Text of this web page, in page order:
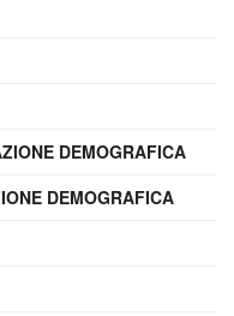
DEMOGRAFICA
DEMOGRAFICA